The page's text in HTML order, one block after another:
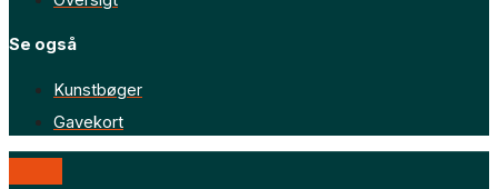
Se også
Kunstbøger
Gavekort